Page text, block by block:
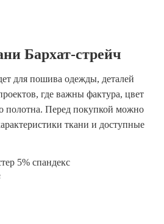
Бархат-стрейч
для пошива одежды, деталей
где важны фактура, цвет
полотна. Перед покупкой можно
ткани и доступные
5% спандекс